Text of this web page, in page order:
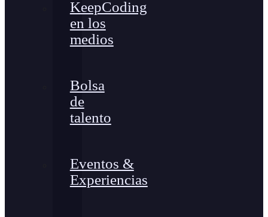
KeepCoding
en los
medios
Bolsa
de
talento
Eventos &
Experiencias